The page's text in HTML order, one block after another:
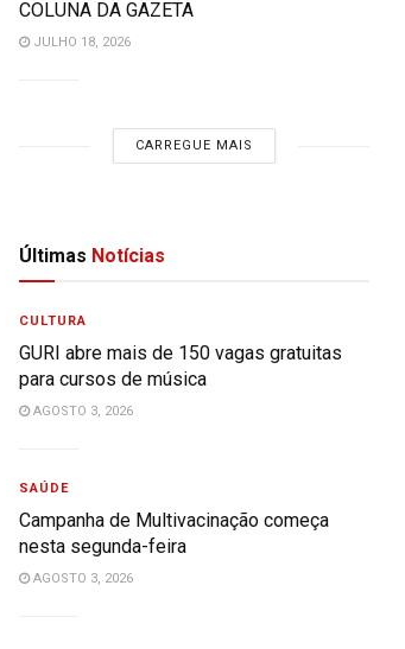
COLUNA DA GAZETA
JULHO 18, 2026
CARREGUE MAIS
Últimas Notícias
CULTURA
GURI abre mais de 150 vagas gratuitas
para cursos de música
AGOSTO 3, 2026
SAÚDE
Campanha de Multivacinação começa
nesta segunda-feira
AGOSTO 3, 2026